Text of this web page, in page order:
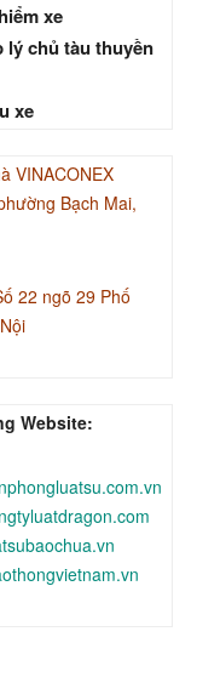
xe
lý chủ tàu thuyền
xe
VINACONEX
Bạch Mai,
22 ngõ 29 Phố
Website: